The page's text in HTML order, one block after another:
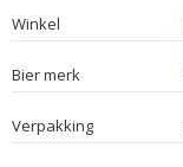
Winkel
Bier merk
Verpakking